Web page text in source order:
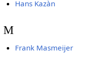
Hans Kazàn
M
Frank Masmeijer